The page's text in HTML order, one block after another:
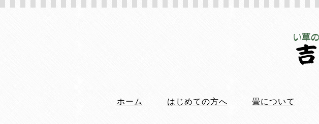
ホーム はじめての方へ 畳について